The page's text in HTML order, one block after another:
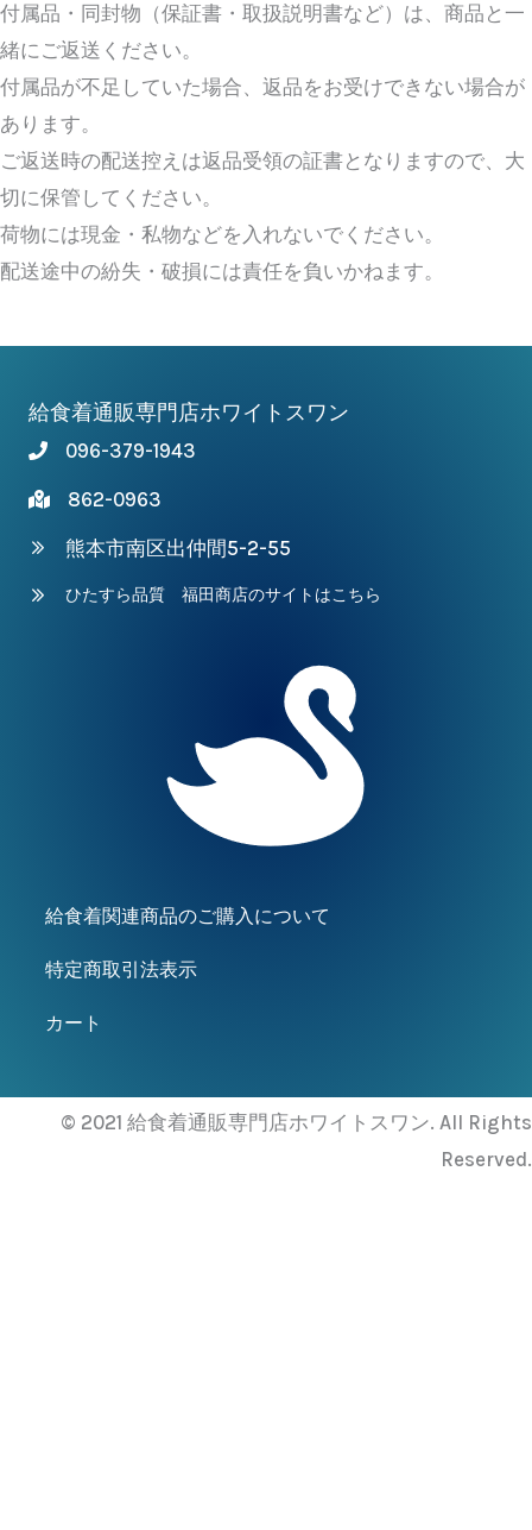
付属品・同封物（保証書・取扱説明書など）は、商品と一
緒にご返送ください。
付属品が不足していた場合、返品をお受けできない場合が
あります。
ご返送時の配送控えは返品受領の証書となりますので、大
切に保管してください。
荷物には現金・私物などを入れないでください。
配送途中の紛失・破損には責任を負いかねます。
給食着通販専門店ホワイトスワン
096-379-1943
862-0963
熊本市南区出仲間5-2-55
ひたすら品質 福田商店のサイトはこちら
給食着関連商品のご購入について
特定商取引法表示
カート
© 2021 給食着通販専門店ホワイトスワン. All Rights
Reserved.